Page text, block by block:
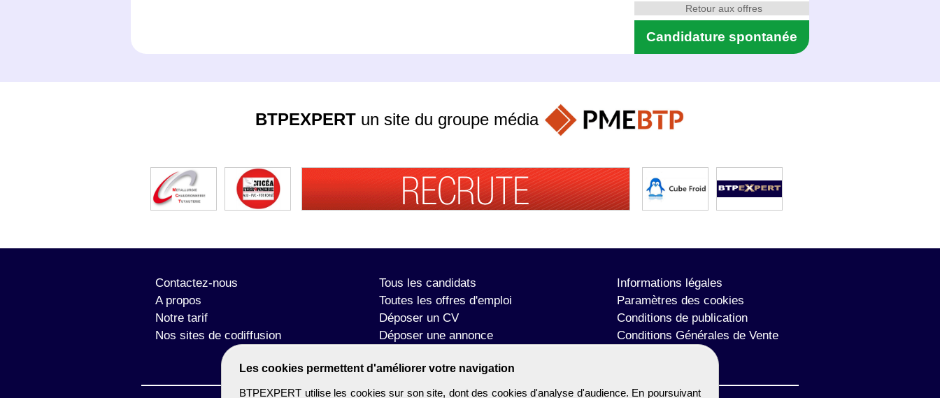
Candidature spontanée
Retour aux offres
Les cookies permettent d'améliorer votre navigation
BTPEXPERT utilise les cookies sur son site, dont des cookies d'analyse d'audience. En poursuivant
BTPEXPERTun site du groupe média
Contactez-nous
A propos
Notre tarif
Nos sites de codiffusion
Tous les candidats
Toutes les offres d'emploi
Déposer un CV
Déposer une annonce
Informations légales
Paramètres des cookies
Conditions de publication
Conditions Générales de Vente